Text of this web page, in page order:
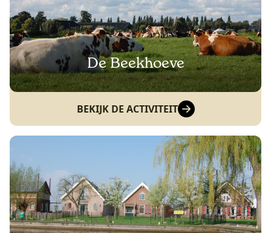
De Beekhoeve
BEKIJK DE ACTIVITEIT